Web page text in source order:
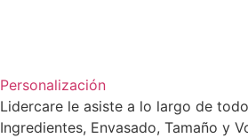
Personalización
Lidercare le asiste a lo largo de
Ingredientes, Envasado, Tamaño y